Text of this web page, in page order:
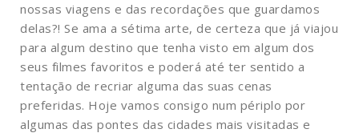
nossas viagens e das recordações que guardamos
delas?! Se ama a sétima arte, de certeza que já viajou
para algum destino que tenha visto em algum dos
seus filmes favoritos e poderá até ter sentido a
tentação de recriar alguma das suas cenas
preferidas. Hoje vamos consigo num périplo por
algumas das pontes das cidades mais visitadas e